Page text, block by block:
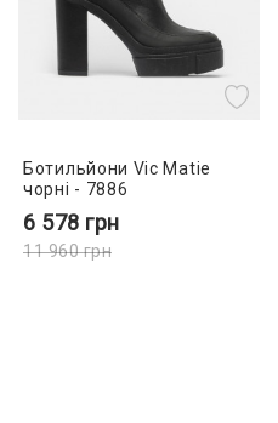
Ботильйони Vic Matie
чорні - 7886
6 578 грн
11 960грн